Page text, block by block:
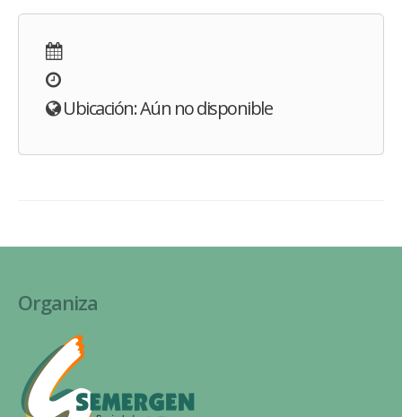
Ubicación: Aún no disponible
Organiza